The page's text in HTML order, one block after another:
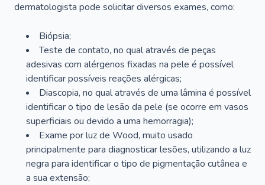
dermatologista pode solicitar diversos exames, como:
Biópsia;
Teste de contato, no qual através de peças
adesivas com alérgenos fixadas na pele é possível
identificar possíveis reações alérgicas;
Diascopia, no qual através de uma lâmina é possível
identificar o tipo de lesão da pele (se ocorre em vasos
superficiais ou devido a uma hemorragia);
Exame por luz de Wood, muito usado
principalmente para diagnosticar lesões, utilizando a luz
negra para identificar o tipo de pigmentação cutânea e
a sua extensão;